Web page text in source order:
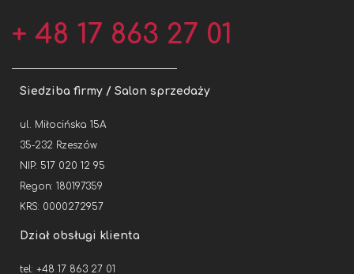
+ 48 17 863 27 01
Siedziba firmy / Salon sprzedaży
ul. Miłocińska 15A
35-232 Rzeszów
NIP: 517 020 12 95
Regon: 180197359
KRS: 0000272957
Dział obsługi klienta
tel: +48 17 863 27 01